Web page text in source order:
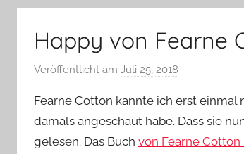
Rezensionen,
vieles
mehr
Happy von Fearne
Veröffentlicht am Juli 25, 2018
n
Y
v
Fearne Cotton kannte ich erst
damals angeschaut habe. Dass sie
gelesen. Das Buch von Fearne Cotton